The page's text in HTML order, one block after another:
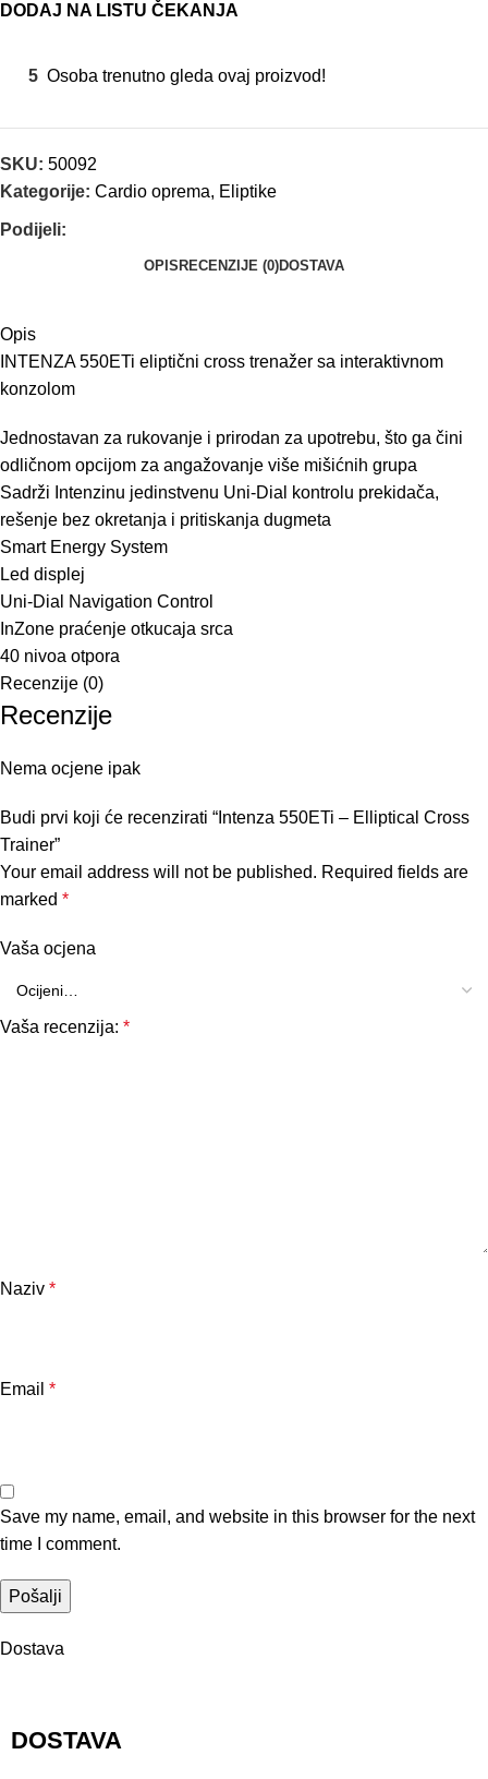
DODAJ NA LISTU ČEKANJA
5 Osoba trenutno gleda ovaj proizvod!
SKU: 50092
Kategorije: Cardio oprema, Eliptike
Podijeli:
OPIS RECENZIJE (0)DOSTAVA
Opis
INTENZA 550ETi eliptični cross trenažer sa interaktivnom
konzolom
Jednostavan za rukovanje i prirodan za upotrebu, što ga čini
odličnom opcijom za angažovanje više mišićnih grupa
Sadrži Intenzinu jedinstvenu Uni-Dial kontrolu prekidača,
rešenje bez okretanja i pritiskanja dugmeta
Smart Energy System
Led displej
Uni-Dial Navigation Control
InZone praćenje otkucaja srca
40 nivoa otpora
Recenzije (0)
Recenzije
Nema ocjene ipak
Budi prvi koji će recenzirati “Intenza 550ETi – Elliptical Cross
Trainer”
Your email address will not be published. Required fields are
marked *
Vaša ocjena
Vaša recenzija: *
Naziv *
Email *
Save my name, email, and website in this browser for the next
time I comment.
Dostava
DOSTAVA